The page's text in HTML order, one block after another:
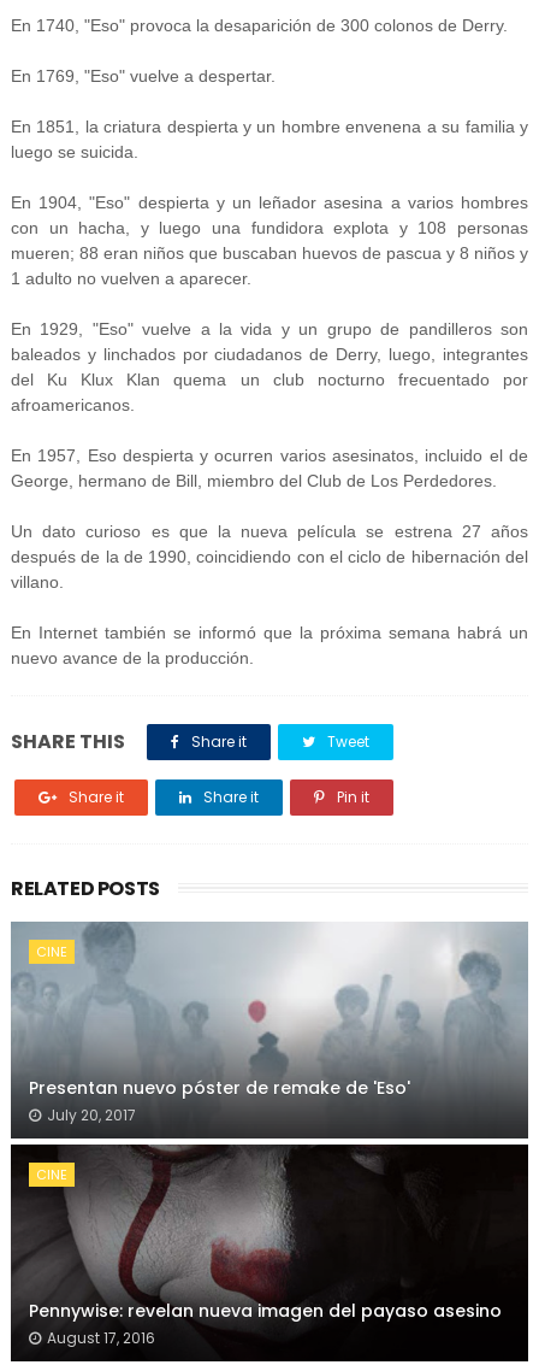
En 1740, "Eso" provoca la desaparición de 300 colonos de Derry.
En 1769, "Eso" vuelve a despertar.
En 1851, la criatura despierta y un hombre envenena a su familia y
luego se suicida.
En 1904, "Eso" despierta y un leñador asesina a varios hombres
con un hacha, y luego una fundidora explota y 108 personas
mueren; 88 eran niños que buscaban huevos de pascua y 8 niños y
1 adulto no vuelven a aparecer.
En 1929, "Eso" vuelve a la vida y un grupo de pandilleros son
baleados y linchados por ciudadanos de Derry, luego, integrantes
del Ku Klux Klan quema un club nocturno frecuentado por
afroamericanos.
En 1957, Eso despierta y ocurren varios asesinatos, incluido el de
George, hermano de Bill, miembro del Club de Los Perdedores.
Un dato curioso es que la nueva película se estrena 27 años
después de la de 1990, coincidiendo con el ciclo de hibernación del
villano.
En Internet también se informó que la próxima semana habrá un
nuevo avance de la producción.
SHARE THIS Share it Tweet
Share it Share it Pin it
RELATED POSTS
CINE
Presentan nuevo póster de remake de 'Eso'
July 20, 2017
CINE
Pennywise: revelan nueva imagen del payaso asesino
August 17, 2016